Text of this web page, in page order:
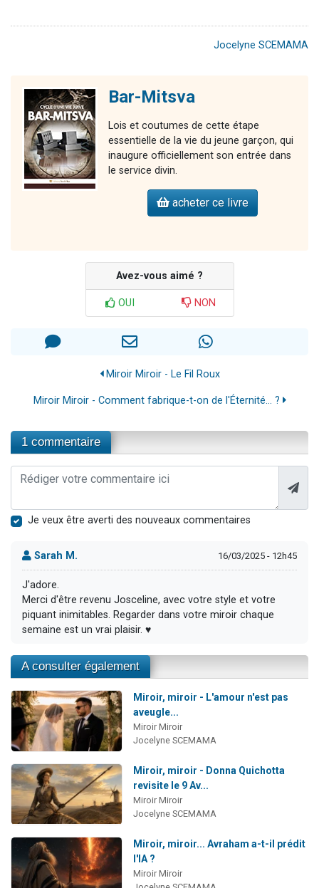
Jocelyne SCEMAMA
Bar-Mitsva
Lois et coutumes de cette étape
essentielle de la vie du jeune garçon, qui
inaugure officiellement son entrée dans
le service divin.
acheter ce livre
Avez-vous aimé ?
OUI NON
Miroir Miroir - Le Fil Roux
Miroir Miroir - Comment fabrique-t-on de l'Éternité… ?
1 commentaire
Je veux être averti des nouveaux commentaires
Sarah M. 16/03/2025 - 12h45
J'adore.
Merci d'être revenu Josceline, avec votre style et votre
piquant inimitables. Regarder dans votre miroir chaque
semaine est un vrai plaisir. ♥
A consulter également
Miroir, miroir - L'amour n'est pas
aveugle...
Miroir Miroir
Jocelyne SCEMAMA
Miroir, miroir - Donna Quichotta
revisite le 9 Av...
Miroir Miroir
Jocelyne SCEMAMA
Miroir, miroir... Avraham a-t-il prédit
l'IA ?
Miroir Miroir